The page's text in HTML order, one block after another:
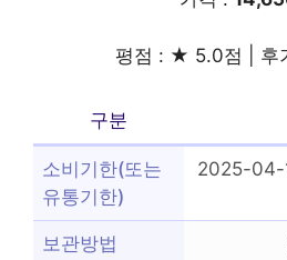
평점 : ★ 5.0점 | 후
구분
소비기한(또는
유통기한)
2025-04-
보관방법